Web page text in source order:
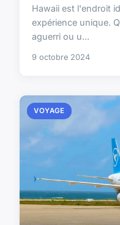
Hawaii est l'endroit
expérience unique.
aguerri ou u...
9 octobre 2024
VOYAGE